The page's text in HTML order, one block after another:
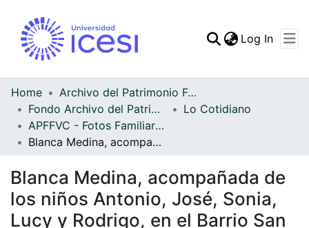
Statistics
Log In
Home
Archivo del Patrimonio Fotográfico y Fílmico del Valle del Cauca
Fondo Archivo del Patrimonio Fotográfico y Fílmico del Valle del Cauca
Lo Cotidiano
APFFVC - Fotos Familiares - Patrimonial
Blanca Medina, acompañada de los niños Antonio, José, Sonia, Lucy y Rodrigo, en el Barrio San Antonio
Blanca Medina, acompañada de
los niños Antonio, José, Sonia,
Lucy y Rodrigo, en el Barrio San